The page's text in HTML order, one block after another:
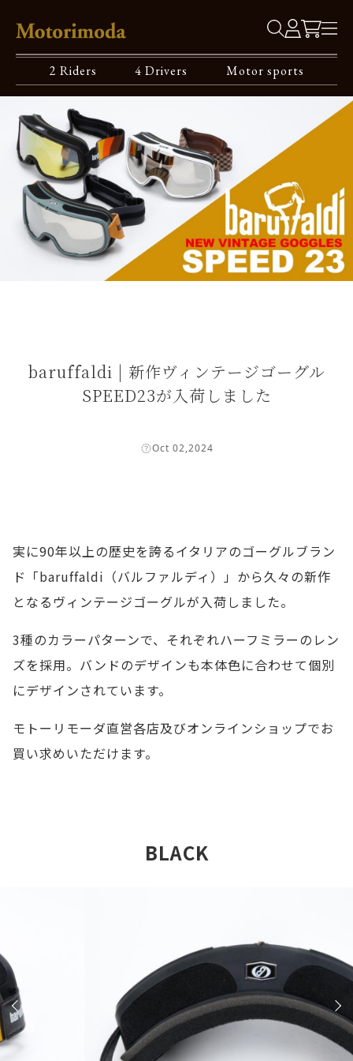
2 Riders 4 Drivers Motor sports
baruffaldi | 新作ヴィンテージゴーグル
SPEED23が入荷しました
Oct 02,2024
実に90年以上の歴史を誇るイタリアのゴーグルブラン
ド「baruffaldi（バルファルディ）」から久々の新作
となるヴィンテージゴーグルが入荷しました。
3種のカラーパターンで、それぞれハーフミラーのレン
ズを採用。バンドのデザインも本体色に合わせて個別
にデザインされています。
モトーリモーダ直営各店及びオンラインショップでお
買い求めいただけます。
BLACK